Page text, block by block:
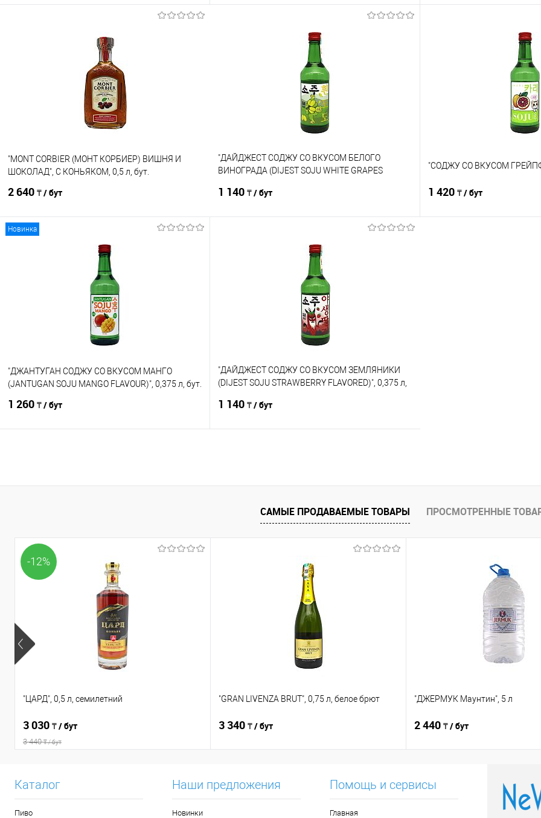
В корзину В
"MONT CORBIER (МОНТ КОРБИЕР) ВИШНЯ И
ШОКОЛАД", С КОНЬЯКОМ, 0,5 л, бут.
2 640 ₸ / бут
В корзину
"ДАЙДЖЕСТ СОДЖУ СО ВКУСОМ БЕЛОГО
ВИНОГРАДА (DIJEST SOJU WHITE GRAPES
1 140 ₸ / бут
В корзину
"СОДЖУ СО ВКУСОМ
1 420 ₸ / бут
Новинка
"ДЖАНТУГАН СОДЖУ СО ВКУСОМ МАНГО
(JANTUGAN SOJU MANGO FLAVOUR)", 0,375 л, бут.
1 260 ₸ / бут
Сравнение
"ДАЙДЖЕСТ СОДЖУ СО ВКУСОМ ЗЕМЛЯНИКИ
(DIJEST SOJU STRAWBERRY FLAVORED)", 0,375 л,
1 140 ₸ / бут
Сравнение
В избранное
В наличии
САМЫЕ ПРОДАВАЕМЫЕ ТОВАРЫ ПРОСМОТРЕННЫЕ
-12%
"ЦАРД", 0,5 л, семилетний
3 030 ₸ / бут
3 440₸ / бут
"GRAN LIVENZA BRUT", 0,75 л, белое брют
3 340 ₸ / бут
"ДЖЕРМУК Маунтин", 5 л
2 440 ₸ / бут
Каталог
Пиво
Наши предложения
Новинки
Помощь и сервисы
Главная